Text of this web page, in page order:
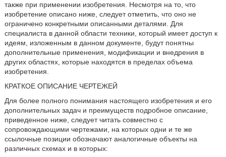
также при применении изобретения. Несмотря на то, что
изобретение описано ниже, следует отметить, что оно не
ограничено конкретными описанными деталями. Для
специалиста в данной области техники, который имеет доступ к
идеям, изложенным в данном документе, будут понятны
дополнительные применения, модификации и внедрения в
других областях, которые находятся в пределах объема
изобретения.
КРАТКОЕ ОПИСАНИЕ ЧЕРТЕЖЕЙ
Для более полного понимания настоящего изобретения и его
дополнительных задач и преимуществ подробное описание,
приведенное ниже, следует читать совместно с
сопровождающими чертежами, на которых одни и те же
ссылочные позиции обозначают аналогичные объекты на
различных схемах и в которых: